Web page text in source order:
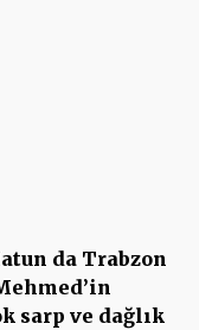
da Trabzon
sarp ve dağlık